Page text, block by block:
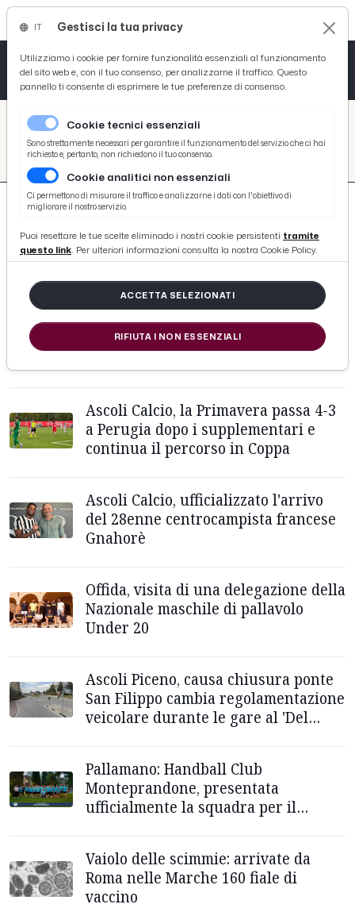
/ Picenotime
/ search
/
Ascoli Calcio, Buchel: “Bucchi vuole
giocare più palla a terra. Cittadella
fastidioso e aggressivo”
Ascoli Calcio, la Primavera passa 4-3
a Perugia dopo i supplementari e
continua il percorso in Coppa
Ascoli Calcio, ufficializzato l'arrivo
del 28enne centrocampista francese
Gnahorè
Offida, visita di una delegazione della
Nazionale maschile di pallavolo
Under 20
Ascoli Piceno, causa chiusura ponte
San Filippo cambia regolamentazione
veicolare durante le gare al 'Del
Pallamano: Handball Club
Monteprandone, presentata
ufficialmente la squadra per il
Vaiolo delle scimmie: arrivate da
Roma nelle Marche 160 fiale di
vaccino
Gestisci la tua privacy
Utilizziamo i cookie per fornire funzionalità essenziali al funzionamento
del sito web e, con il tuo consenso, per analizzarne il traffico. Questo
pannello ti consente di esprimere le tue preferenze di consenso.
Cookie tecnici essenziali
Sono strettamente necessari per garantire il funzionamento del servizio che ci hai
richiesto e, pertanto, non richiedono il tuo consenso.
Cookie analitici non essenziali
Ci permettono di misurare il traffico e analizzarne i dati con l'obiettivo di
migliorare il nostro servizio.
Puoi resettare le tue scelte eliminado i nostri cookie persistenti tramite
questo link. Per ulteriori informazioni consulta la nostra Cookie Policy.
ACCETTA SELEZIONATI
RIFIUTA I NON ESSENZIALI
Tutto News
Tutto Sport
Basket
Ciclismo
Tutto Curiosità